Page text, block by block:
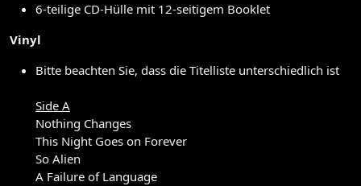
6-teilige CD-Hülle mit 12-seitigem Booklet
Vinyl
Bitte beachten Sie, dass die Titelliste unterschiedlich ist
Side A
Nothing Changes
This Night Goes on Forever
So Alien
A Failure of Language